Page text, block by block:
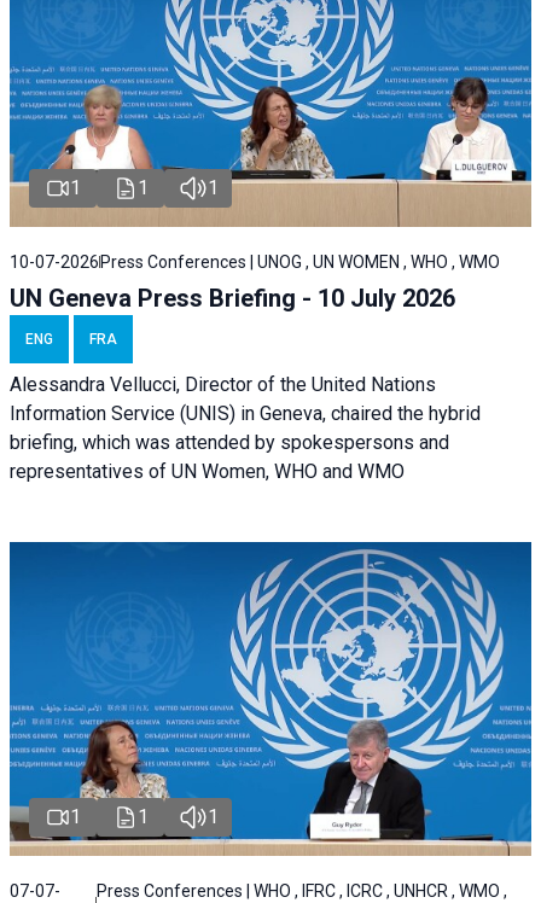
1 1 1
10-07-2026 Press Conferences | UNOG , UN WOMEN , WHO , WMO
UN Geneva Press Briefing - 10 July 2026
ENG FRA
Alessandra Vellucci, Director of the United Nations
Information Service (UNIS) in Geneva, chaired the hybrid
briefing, which was attended by spokespersons and
representatives of UN Women, WHO and WMO
1 1 1
07-07-
Press Conferences | WHO , IFRC , ICRC , UNHCR , WMO ,